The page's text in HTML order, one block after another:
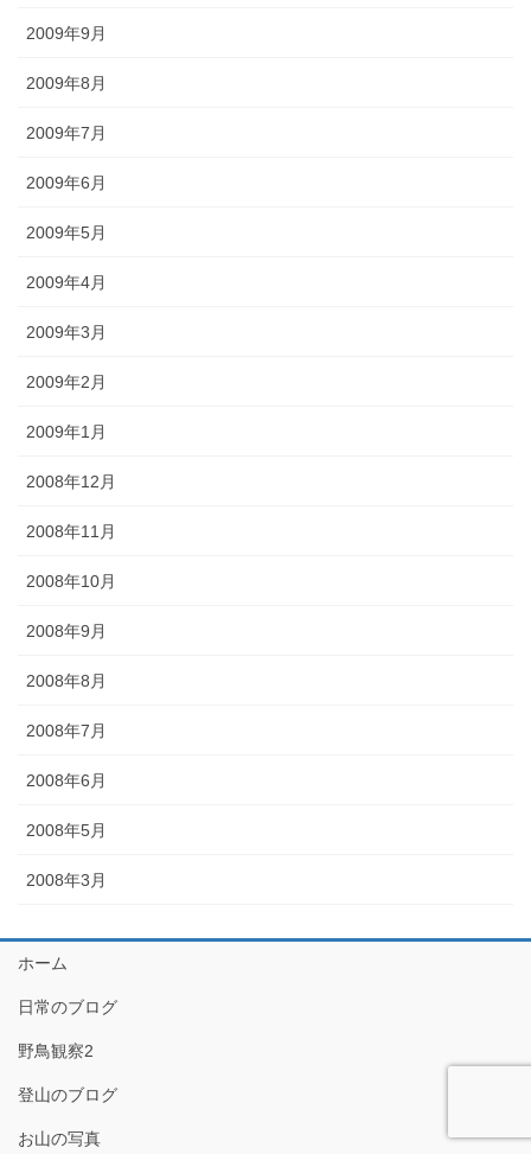
2009年9月
2009年8月
2009年7月
2009年6月
2009年5月
2009年4月
2009年3月
2009年2月
2009年1月
2008年12月
2008年11月
2008年10月
2008年9月
2008年8月
2008年7月
2008年6月
2008年5月
2008年3月
ホーム
日常のブログ
野鳥観察2
登山のブログ
お山の写真